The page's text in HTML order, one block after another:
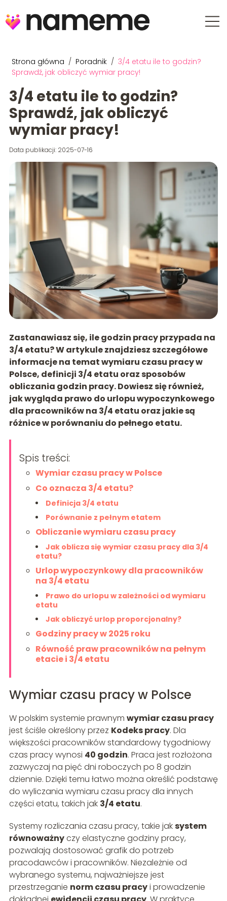
Strona główna / Poradnik / 3/4 etatu ile to godzin?
Sprawdź, jak obliczyć wymiar pracy!
3/4 etatu ile to godzin?
Sprawdź, jak obliczyć
wymiar pracy!
Data publikacji: 2025-07-16
Zastanawiasz się, ile godzin pracy przypada na
3/4 etatu? W artykule znajdziesz szczegółowe
informacje na temat wymiaru czasu pracy w
Polsce, definicji 3/4 etatu oraz sposobów
obliczania godzin pracy. Dowiesz się również,
jak wygląda prawo do urlopu wypoczynkowego
dla pracowników na 3/4 etatu oraz jakie są
różnice w porównaniu do pełnego etatu.
Spis treści:
Wymiar czasu pracy w Polsce
Co oznacza 3/4 etatu?
Definicja 3/4 etatu
Porównanie z pełnym etatem
Obliczanie wymiaru czasu pracy
Jak oblicza się wymiar czasu pracy dla 3/4
etatu?
Urlop wypoczynkowy dla pracowników
na 3/4 etatu
Prawo do urlopu w zależności od wymiaru
etatu
Jak obliczyć urlop proporcjonalny?
Godziny pracy w 2025 roku
Równość praw pracowników na pełnym
etacie i 3/4 etatu
Wymiar czasu pracy w Polsce
W polskim systemie prawnym wymiar czasu pracy
jest ściśle określony przez Kodeks pracy. Dla
większości pracowników standardowy tygodniowy
czas pracy wynosi 40 godzin. Praca jest rozłożona
zazwyczaj na pięć dni roboczych po 8 godzin
dziennie. Dzięki temu łatwo można określić podstawę
do wyliczania wymiaru czasu pracy dla innych
części etatu, takich jak 3/4 etatu.
Systemy rozliczania czasu pracy, takie jaksystem
równoważnyczy elastyczne godziny pracy,
pozwalają dostosować grafik do potrzeb
pracodawców i pracowników. Niezależnie od
wybranego systemu, najważniejsze jest
przestrzeganie norm czasu pracyi prowadzenie